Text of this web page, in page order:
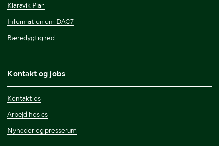
Klaravik Plan
Information om DAC7
Bæredygtighed
Kontakt og jobs
Kontakt os
Arbejd hos os
Nyheder og presserum